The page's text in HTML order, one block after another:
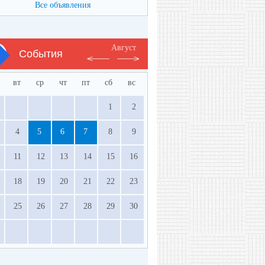
Все объявления
События
Август
вт ср чт пт сб вс
1 2
4 5 6 7 8 9
11 12 13 14 15 16
18 19 20 21 22 23
25 26 27 28 29 30